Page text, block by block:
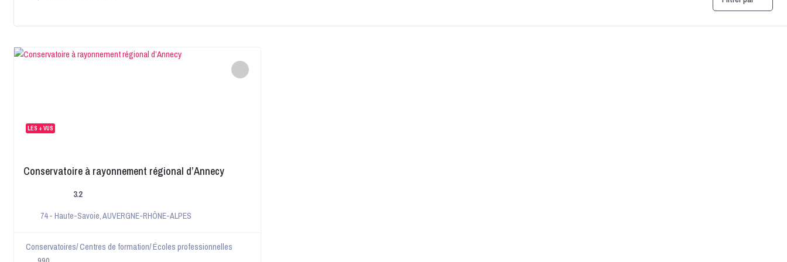
LES + VUS
Conservatoire à rayonnement régional d’Annecy
3.2
74 - Haute-Savoie,AUVERGNE-RHÔNE-ALPES
Conservatoires/ Centres de formation/ Écoles professionnelles